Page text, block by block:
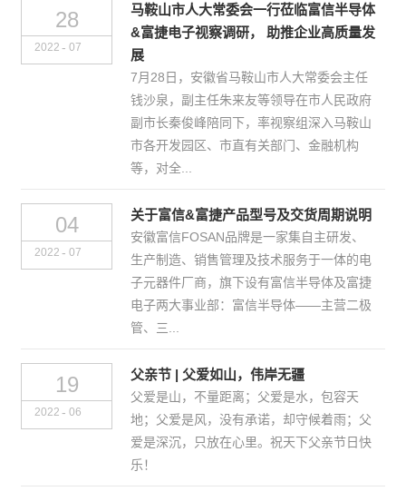
28
2022 - 07
马鞍山市人大常委会一行莅临富信半导体
&富捷电子视察调研， 助推企业高质量发
展
7月28日，安徽省马鞍山市人大常委会主任
钱沙泉，副主任朱来友等领导在市人民政府
副市长秦俊峰陪同下，率视察组深入马鞍山
市各开发园区、市直有关部门、金融机构
等，对全...
04
2022 - 07
关于富信&富捷产品型号及交货周期说明
安徽富信FOSAN品牌是一家集自主研发、
生产制造、销售管理及技术服务于一体的电
子元器件厂商，旗下设有富信半导体及富捷
电子两大事业部：富信半导体——主营二极
管、三...
19
2022 - 06
父亲节 | 父爱如山，伟岸无疆
父爱是山，不量距离；父爱是水，包容天
地；父爱是风，没有承诺，却守候着雨；父
爱是深沉，只放在心里。祝天下父亲节日快
乐！